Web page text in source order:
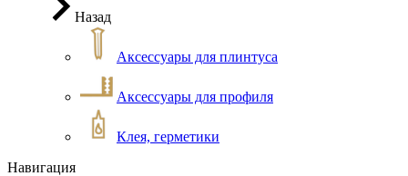
Назад
Аксессуары для плинтуса
Аксессуары для профиля
Клея, герметики
Навигация